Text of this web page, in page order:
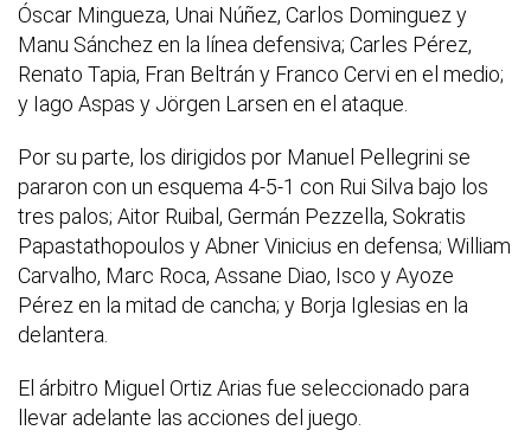
Óscar Mingueza, Unai Núñez, Carlos Dominguez y
Manu Sánchez en la línea defensiva; Carles Pérez,
Renato Tapia, Fran Beltrán y Franco Cervi en el medio;
y Iago Aspas y Jörgen Larsen en el ataque.
Por su parte, los dirigidos por Manuel Pellegrini se
pararon con un esquema 4-5-1 con Rui Silva bajo los
tres palos; Aitor Ruibal, Germán Pezzella, Sokratis
Papastathopoulos y Abner Vinicius en defensa; William
Carvalho, Marc Roca, Assane Diao, Isco y Ayoze
Pérez en la mitad de cancha; y Borja Iglesias en la
delantera.
El árbitro Miguel Ortiz Arias fue seleccionado para
llevar adelante las acciones del juego.